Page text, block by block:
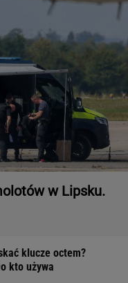
w Lipsku.
klucze octem?
kto używa